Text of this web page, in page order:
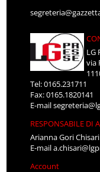
LG
via
Tel: 0165.231711
Fax: 0165.1820141
E-mail
RESPONSABILE DI
Arianna Gori Chisari
E-mail
Account